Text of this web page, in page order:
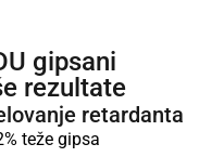
gipsani
rezultate
retardanta
teže gipsa